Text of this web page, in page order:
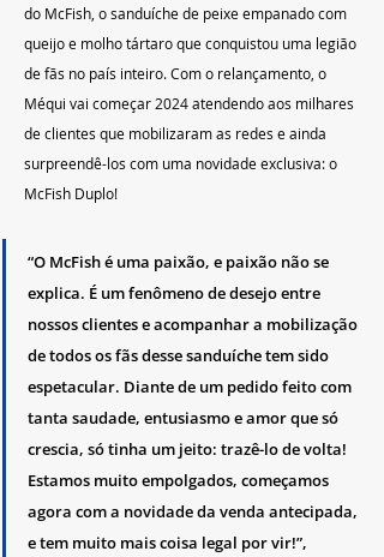
do McFish, o sanduíche de peixe empanado com
queijo e molho tártaro que conquistou uma legião
de fãs no país inteiro. Com o relançamento, o
Méqui vai começar 2024 atendendo aos milhares
de clientes que mobilizaram as redes e ainda
surpreendê-los com uma novidade exclusiva: o
McFish Duplo!
“O McFish é uma paixão, e paixão não se
explica. É um fenômeno de desejo entre
nossos clientes e acompanhar a mobilização
de todos os fãs desse sanduíche tem sido
espetacular. Diante de um pedido feito com
tanta saudade, entusiasmo e amor que só
crescia, só tinha um jeito: trazê-lo de volta!
Estamos muito empolgados, começamos
agora com a novidade da venda antecipada,
e tem muito mais coisa legal por vir!”,